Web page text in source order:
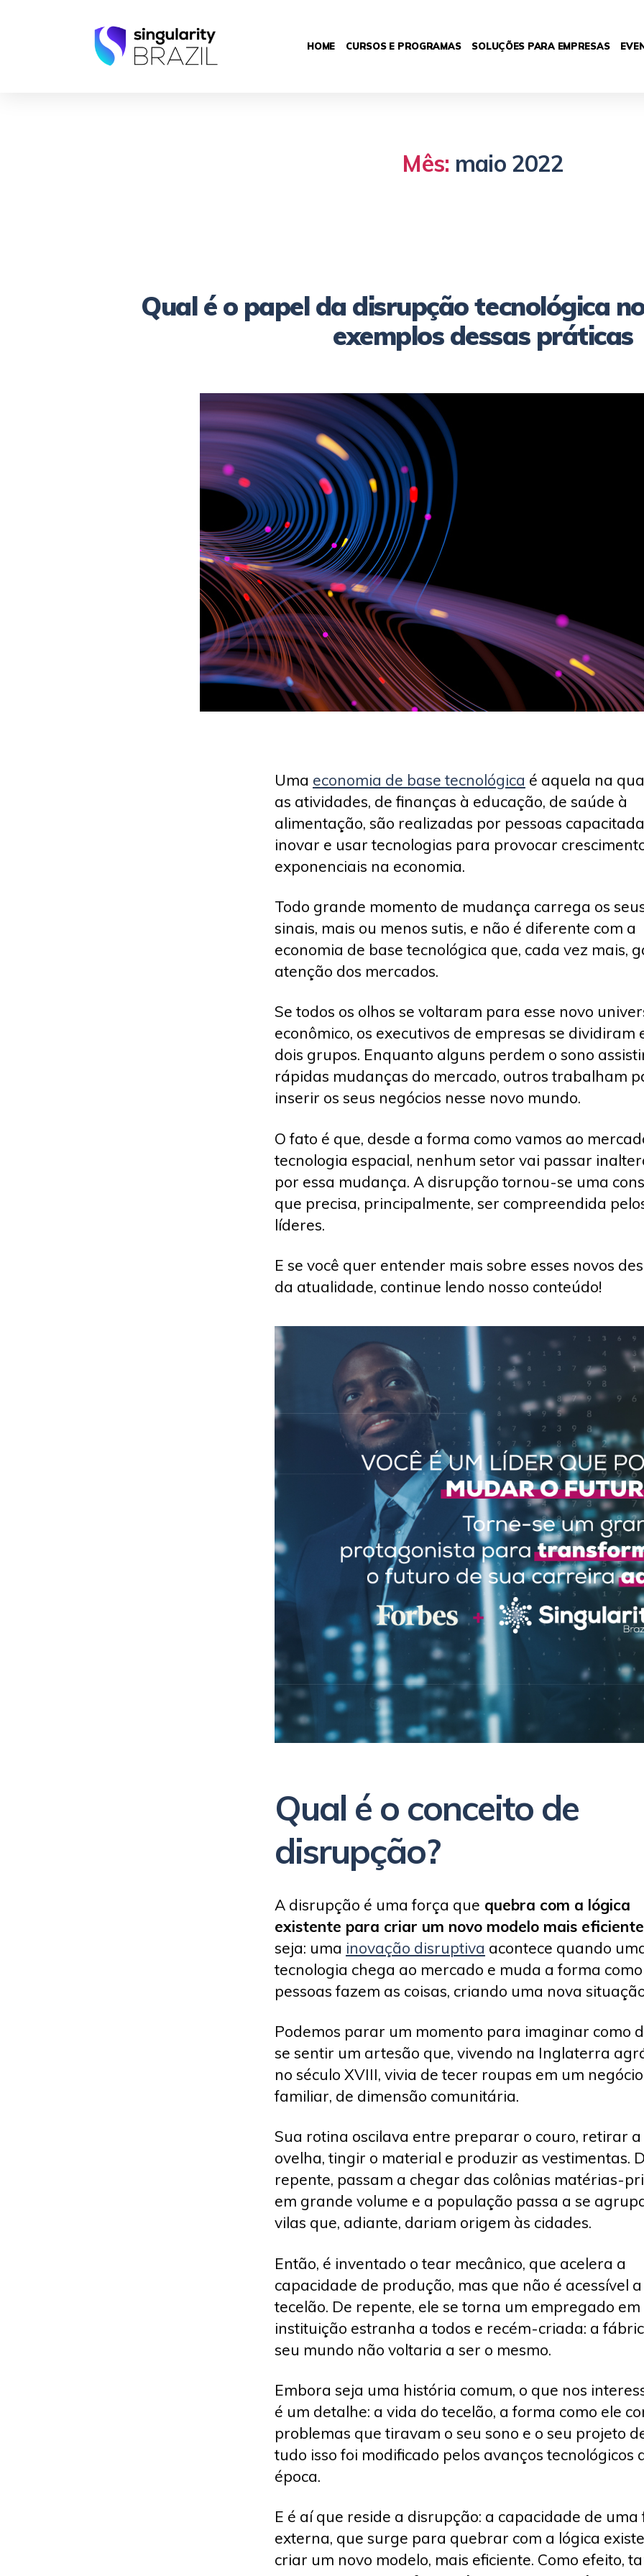
HOME CURSOS E PROGRAMAS SOLUÇÕES PARA EMPRESAS
Mês: maio 2022
Qual é o papel da disrupção tecnológica
exemplos dessas práticas
Uma economia de base tecnológica é aquela na
as atividades, de finanças à educação, de saúde à
alimentação, são realizadas por pessoas
inovar e usar tecnologias para provocar
exponenciais na economia.
Todo grande momento de mudança carrega os
sinais, mais ou menos sutis, e não é diferente com a
economia de base tecnológica que, cada vez mais,
atenção dos mercados.
Se todos os olhos se voltaram para esse novo
econômico, os executivos de empresas se dividiram
dois grupos. Enquanto alguns perdem o sono
rápidas mudanças do mercado, outros trabalham
inserir os seus negócios nesse novo mundo.
O fato é que, desde a forma como vamos ao
tecnologia espacial, nenhum setor vai passar
por essa mudança. A disrupção tornou-se uma
que precisa, principalmente, ser compreendida
líderes.
E se você quer entender mais sobre esses novos
da atualidade, continue lendo nosso conteúdo!
Qual é o conceito de
disrupção?
A disrupção é uma força que quebra com a lógica
existente para criar um novo modelo mais eficiente
seja: uma inovação disruptiva acontece quando
tecnologia chega ao mercado e muda a forma
pessoas fazem as coisas, criando uma nova
Podemos parar um momento para imaginar como
se sentir um artesão que, vivendo na Inglaterra
no século XVIII, vivia de tecer roupas em um negócio
familiar, de dimensão comunitária.
Sua rotina oscilava entre preparar o couro, retirar
ovelha, tingir o material e produzir as vestimentas.
repente, passam a chegar das colônias matérias-
em grande volume e a população passa a se
vilas que, adiante, dariam origem às cidades.
Então, é inventado o tear mecânico, que acelera a
capacidade de produção, mas que não é acessível a
tecelão. De repente, ele se torna um empregado
instituição estranha a todos e recém-criada: a
seu mundo não voltaria a ser o mesmo.
Embora seja uma história comum, o que nos
é um detalhe: a vida do tecelão, a forma como ele
problemas que tiravam o seu sono e o seu projeto
tudo isso foi modificado pelos avanços tecnológicos
época.
E é aí que reside a disrupção: a capacidade de uma
externa, que surge para quebrar com a lógica
criar um novo modelo, mais eficiente. Como efeito,